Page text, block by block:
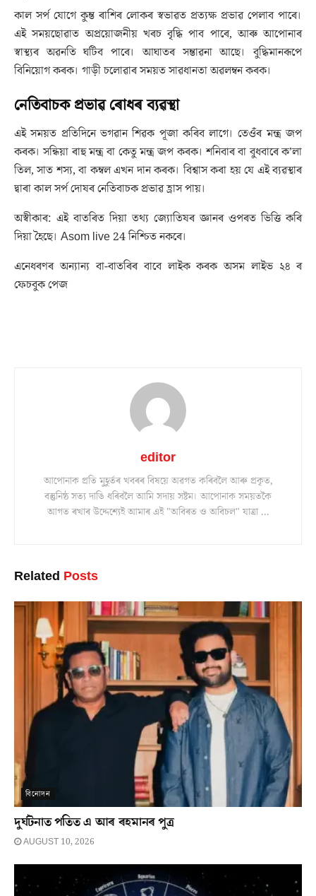
কাল সৰ্প যোগে কুম্ভ ৰাশিৰ লোকৰ স্বভাৱত প্ৰত্যক্ষ প্ৰভাৱ পেলাব পাৰে।
এই সময়ছোৱাত অপ্ৰয়োজনীয় খৰচ বৃদ্ধি পাব পাৰে, আৰু আপোনাৰ
স্বাস্থ্যৰ অৱনতি ঘটিব পাৰে। আঘাতৰ সম্ভাৱনা আছে। বুদ্ধিমানৰূপে
বিনিয়োগ কৰক। গাড়ী চলোৱাৰ সময়ত সাৱধানতা অৱলম্বন কৰক।
নেতিবাচক প্ৰভাৱ ৰোধৰ ব্যৱস্থা
এই সময়ত প্ৰতিদিনে ভগৱান শিৱক পূজা কৰিব লাগে। তেওঁৰ মন্ত্ৰ জপ
কৰক। সন্ধিয়া ৰাহু মন্ত্ৰ বা কেতু মন্ত্ৰ জপ কৰক। শনিবাৰ বা বুধবাৰে ক’লা
তিল, সাত শস্য, বা কম্বল এখন দান কৰক। বিশ্বাস কৰা হয় যে এই ব্যৱস্থাৰ
দ্বাৰা কাল সৰ্প দোষৰ নেতিবাচক প্ৰভাৱ হ্ৰাস পায়।
অস্বীকাৰ: এই বাতৰিত দিয়া তথ্য জ্যোতিষৰ জ্ঞানৰ ওপৰত ভিত্তি কৰি
দিয়া হৈছে। Asom live 24 নিশ্চিত নকৰে।
এনেধৰণৰ অন্যান্য বা-বাতৰিৰ বাবে লাইক কৰক অসম লাইভ ২৪ ৰ
ফেচবুক পেজ
editor
আপোনাক প্ৰতি মুহূৰ্তৰ খবৰৰ বিষয়ে অৱগত কৰিবলৈ আৰু প্ৰকৃত,
বস্তুনিষ্ঠ সত্য দাঙি ধৰিবলৈ আমি সদায় সষ্টম। আপোনাক সময়তকৈ
আগত ৰখাৰ উদ্দেশ্যেই আমাৰ এই "অবিৰত ও অবিচল" যাত্ৰা ...
Related Posts
বিনোদন
দুৰ্ঘটনাত পতিত এ আৰ ৰহমানৰ পুত্ৰ
AUGUST 10, 2026